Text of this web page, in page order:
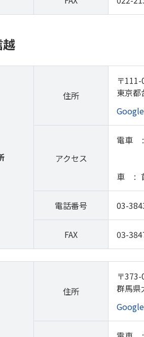
住所
〒
東京
アクセス
電車
車
電話番号 03-
FAX 03-
住所
〒
群馬